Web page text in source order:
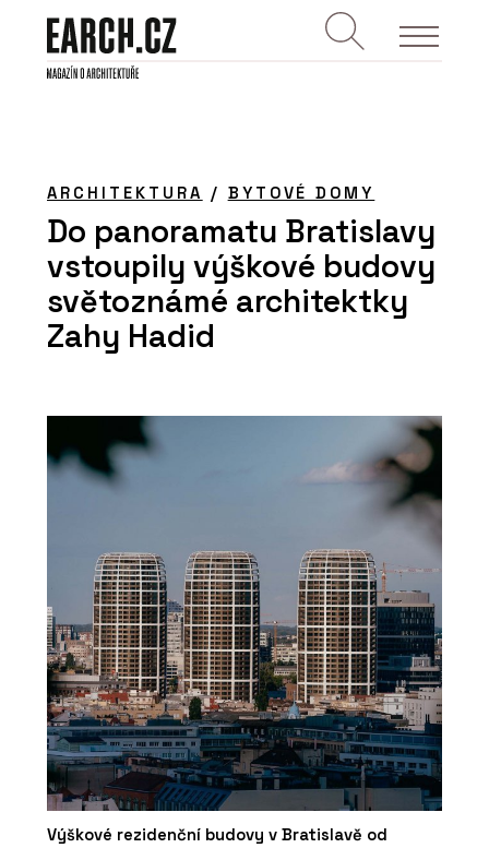
ARCHITEKTURA / BYTOVÉ DOMY
Do panoramatu Bratislavy
vstoupily výškové budovy
světoznámé architektky
Zahy Hadid
Výškové rezidenční budovy v Bratislavě od